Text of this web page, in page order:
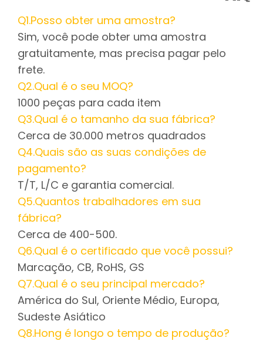
Q1.Posso obter uma amostra?
Sim, você pode obter uma amostra
gratuitamente, mas precisa pagar pelo
frete.
Q2.Qual é o seu MOQ?
1000 peças para cada item
Q3.Qual é o tamanho da sua fábrica?
Cerca de 30.000 metros quadrados
Q4.Quais são as suas condições de
pagamento?
T/T, L/C e garantia comercial.
Q5.Quantos trabalhadores em sua
fábrica?
Cerca de 400-500.
Q6.Qual é o certificado que você possui?
Marcação, CB, RoHS, GS
Q7.Qual é o seu principal mercado?
América do Sul, Oriente Médio, Europa,
Sudeste Asiático
Q8.Hong é longo o tempo de produção?